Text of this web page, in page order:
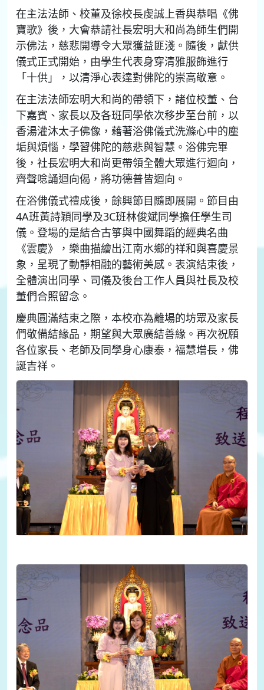
在主法法師、校董及徐校長虔誠上香與恭唱《佛
寶歌》後，大會恭請社長宏明大和尚為師生們開
示佛法，慈悲開導令大眾獲益匪淺。隨後，獻供
儀式正式開始，由學生代表身穿清雅服飾進行
「十供」，以清淨心表達對佛陀的崇高敬意。
在主法法師宏明大和尚的帶領下，諸位校董、台
下嘉賓、家長以及各班同學依次移步至台前，以
香湯灌沐太子佛像，藉著浴佛儀式洗滌心中的塵
垢與煩惱，學習佛陀的慈悲與智慧。浴佛完畢
後，社長宏明大和尚更帶領全體大眾進行迴向，
齊聲唸誦迴向偈，將功德普皆迴向。
在浴佛儀式禮成後，餘興節目隨即展開。節目由
4A班黃詩穎同學及3C班林俊斌同學擔任學生司
儀。登場的是結合古箏與中國舞蹈的經典名曲
《雲慶》，樂曲描繪出江南水鄉的祥和與喜慶景
象，呈現了動靜相融的藝術美感。表演結束後，
全體演出同學、司儀及後台工作人員與社長及校
董們合照留念。
慶典圓滿結束之際，本校亦為離場的坊眾及家長
們敬備結緣品，期望與大眾廣結善緣。再次祝願
各位家長、老師及同學身心康泰，福慧增長，佛
誕吉祥。